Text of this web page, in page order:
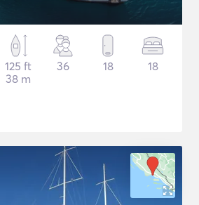
125 ft
38 m
36 18 18